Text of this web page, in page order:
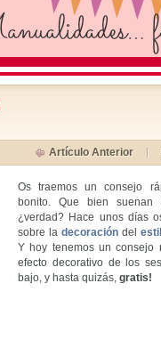
Artículo Anterior
Os traemos un consejo
bonito. Que bien suenan
¿verdad? Hace unos días
sobre la decoracióndel
Y hoy tenemos un consejo
efecto decorativo de los
bajo, y hasta quizás, gratis!